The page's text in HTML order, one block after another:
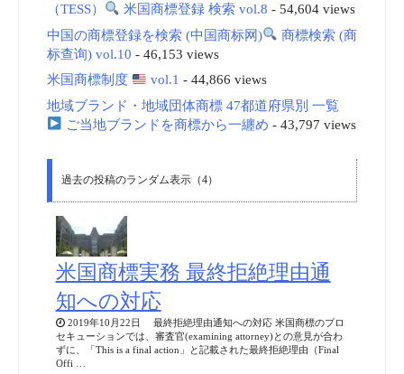
（TESS）
米国商標登録 検索 vol.8 - 54,604 views
中国の商標登録を検索 (中国商标网)
商標検索 (商
标查询) vol.10 - 46,153 views
米国商標制度
vol.1 - 44,866 views
地域ブランド・地域団体商標 47都道府県別 一覧
ご当地ブランドを商標から一纏め - 43,797 views
過去の投稿のランダム表示（4）
米国商標実務 最終拒絶理由通
知への対応
2019年10月22日 最終拒絶理由通知への対応 米国商標のプロ
セキューションでは、審査官(examining attorney)との意見が合わ
ずに、「This is a final action」と記載された最終拒絶理由（Final
Offi …